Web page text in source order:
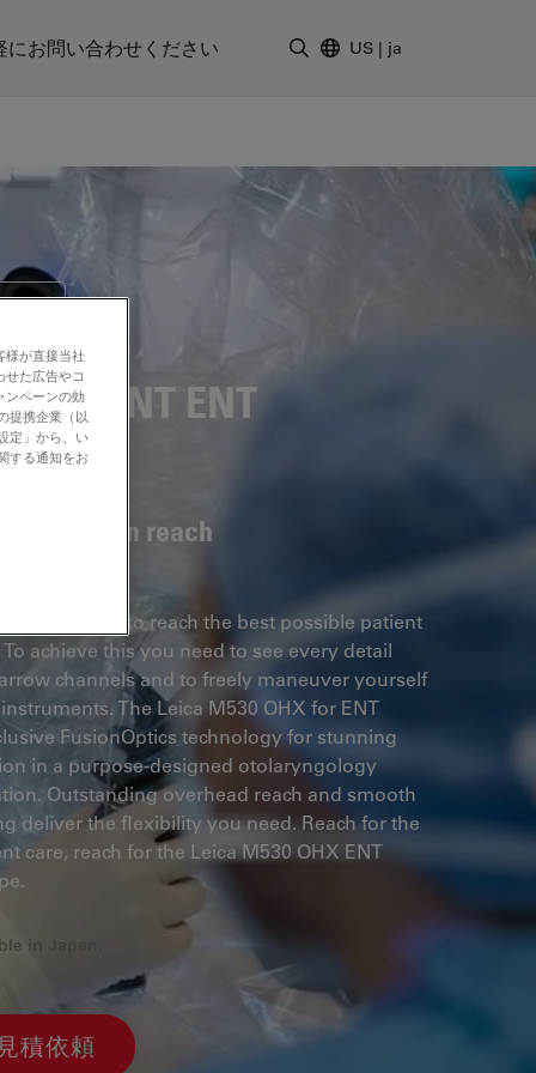
にお問い合わせください US | ja
顕微鏡
OHX ENT ENT
within reach
striving to reach the best possible patient
achieve this you need to see every detail
channels and to freely maneuver yourself
The Leica M530 OHX for ENT
FusionOptics technology for stunning
in a purpose-designed otolaryngology
Outstanding overhead reach and smooth
deliver the flexibility you need. Reach for the
care, reach for the Leica M530 OHX ENT
in Japan.
積依頼
様が直接当社
た広告やコ
ンペーンの効
提携企業（以
定」から、い
する通知をお